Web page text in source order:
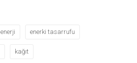
enerji enerki tasarrufu
kağıt